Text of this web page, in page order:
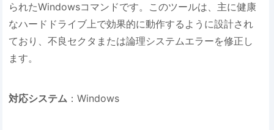
られたWindowsコマンドです。このツールは、主に健康
なハードドライブ上で効果的に動作するように設計され
ており、不良セクタまたは論理システムエラーを修正し
ます。
対応システム ：Windows